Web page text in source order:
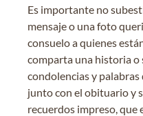
Es importante no
mensaje o una foto
consuelo a quienes
comparta una historia o
condolencias y
junto con el obituario y
recuerdos impreso, que